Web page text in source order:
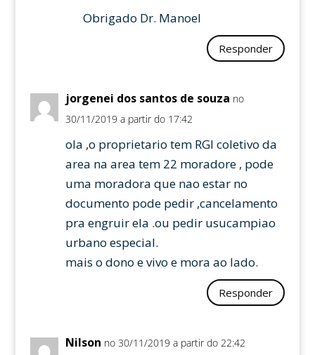
Obrigado Dr. Manoel
Responder
jorgenei dos santos de souza no
30/11/2019 a partir do 17:42
ola ,o proprietario tem RGI coletivo da
area na area tem 22 moradore , pode
uma moradora que nao estar no
documento pode pedir ,cancelamento
pra engruir ela .ou pedir usucampiao
urbano especial.
mais o dono e vivo e mora ao lado.
Responder
Nilson no 30/11/2019 a partir do 22:42